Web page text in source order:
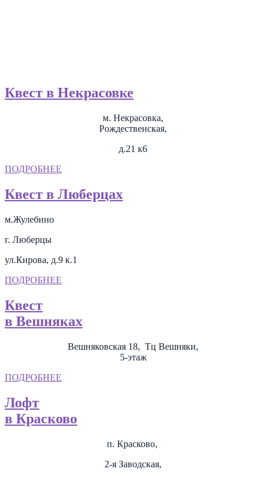
Квест в Некрасовке
м. Некрасовка,
Рождественская,
д.21 к6
ПОДРОБНЕЕ
Квест в Люберцах
м.Жулебино
г. Люберцы
ул.Кирова, д.9 к.1
ПОДРОБНЕЕ
Квест
в Вешняках
Вешняковская 18, Тц Вешняки,
5-этаж
ПОДРОБНЕЕ
Лофт
в Красково
п. Красково,
2-я Заводская,